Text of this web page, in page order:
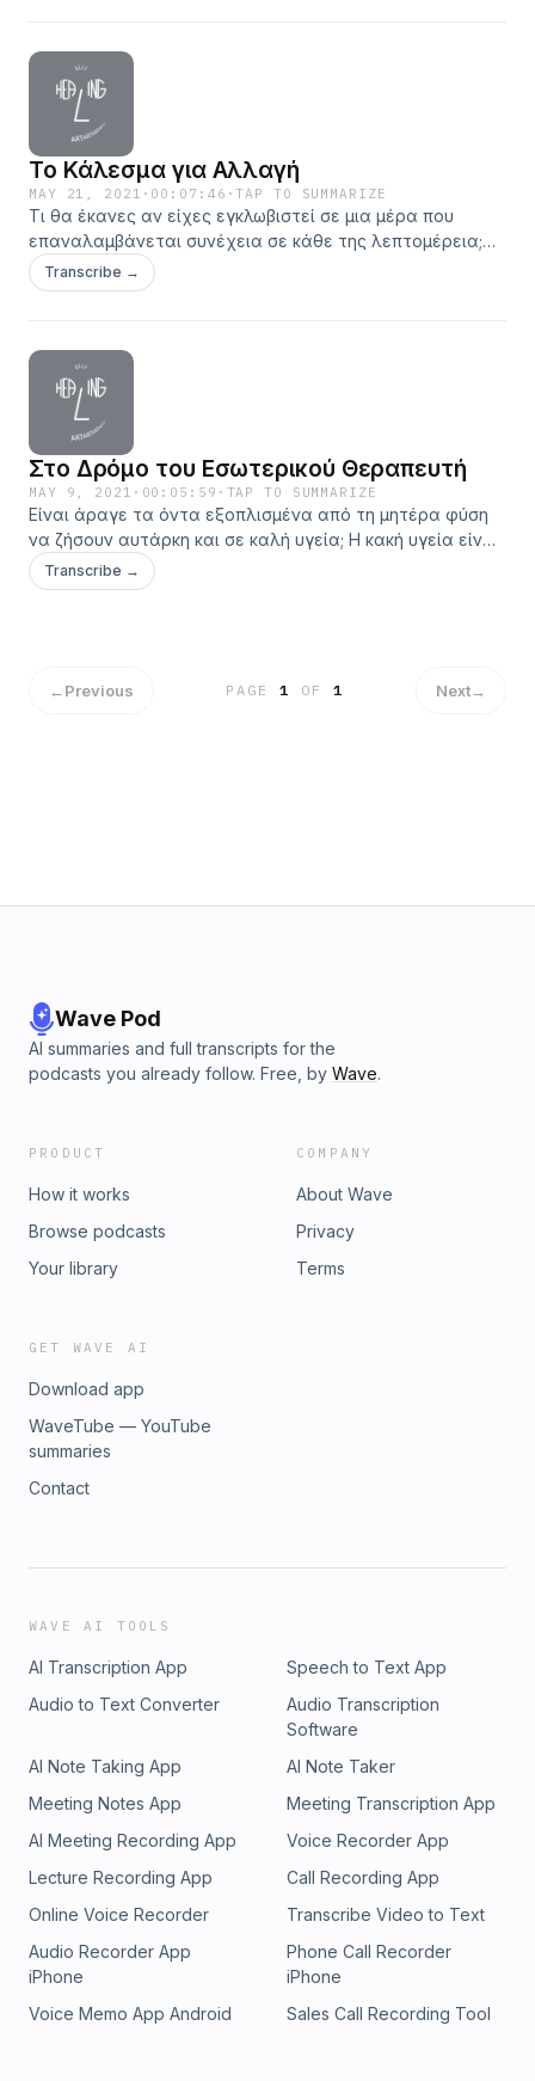
by&nbsp;@mata_brantitsa original music by Stelios Varveris
cover art by&nbsp;@rudegrafix
Το Κάλεσμα για Αλλαγή
MAY 21, 2021 · 00:07:46 ·TAP TO SUMMARIZE
Τι θα έκανες αν είχες εγκλωβιστεί σε μια μέρα που
επαναλαμβάνεται συνέχεια σε κάθε της λεπτομέρεια;
Αλλάζει ο άνθρωπος; producer by @mata_brantitsa original
music by Stelios Varveris cover art by @rudegrafix
Transcribe →
Στο Δρόμο του Εσωτερικού Θεραπευτή
MAY 9, 2021 · 00:05:59 · TAP TO SUMMARIZE
Είναι άραγε τα όντα εξοπλισμένα από τη μητέρα φύση
να ζήσουν αυτάρκη και σε καλή υγεία; Η κακή υγεία είναι
μια αφύσικη κατάσταση; Η διαδικασία της αυτοϊασης
είναι αυτόματη σε κάθε ζωντανό σύστημα; Οι σκέψεις,
Transcribe →
←Previous PAGE1 OF 1 Next→
Wave Pod
AI summaries and full transcripts for the
podcasts you already follow. Free, by Wave.
PRODUCT
How it works
Browse podcasts
Your library
COMPANY
About Wave
Privacy
Terms
GET WAVE AI
Download app
WaveTube — YouTube
summaries
Contact
WAVE AI TOOLS
AI Transcription App
Speech to Text App
Audio to Text Converter
Audio Transcription
Software
AI Note Taking App
AI Note Taker
Meeting Notes App
Meeting Transcription App
AI Meeting Recording App
Voice Recorder App
Lecture Recording App
Call Recording App
Online Voice Recorder
Transcribe Video to Text
Audio Recorder App
iPhone
Phone Call Recorder
iPhone
Voice Memo App Android
Sales Call Recording Tool